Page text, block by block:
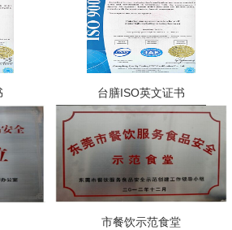
台膳ISO英文证书
市餐饮示范食堂